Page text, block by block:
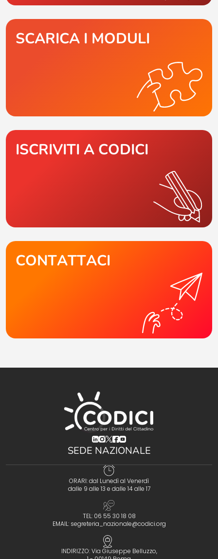
SCARICA I MODULI
ISCRIVITI A CODICI
CONTATTACI
(opens in a new tab)
(opens in a new tab)
(opens in a new tab)
(opens in a new tab)
(opens in a new tab)
SEDE NAZIONALE
ORARI: dal Lunedì al Venerdì
dalle 9 alle 13 e dalle 14 alle 17
TEL: 06 55 30 18 08
EMAIL: segreteria_nazionale@codici.org
INDIRIZZO: Via Giuseppe Belluzzo,